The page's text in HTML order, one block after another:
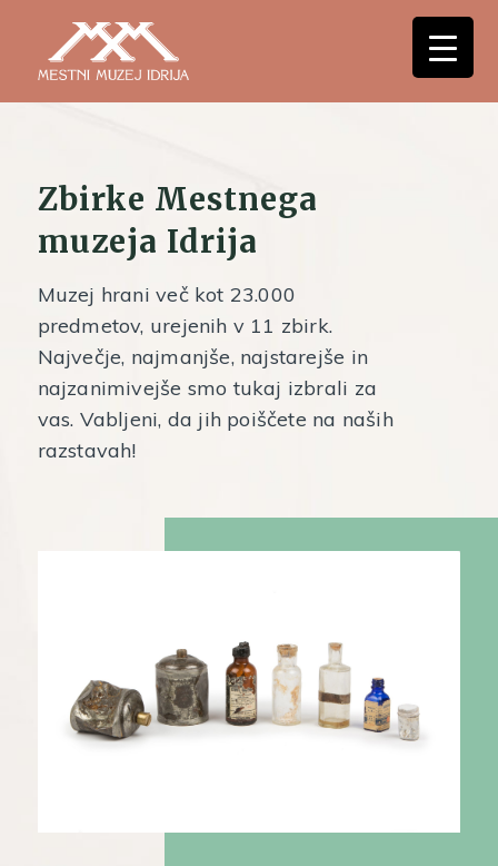
Zbirke Mestnega
muzeja Idrija
Muzej hrani več kot 23.000
predmetov, urejenih v 11 zbirk.
Največje, najmanjše, najstarejše in
najzanimivejše smo tukaj izbrali za
vas. Vabljeni, da jih poiščete na naših
razstavah!